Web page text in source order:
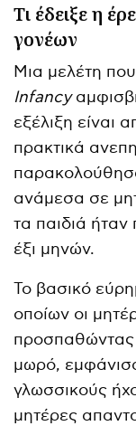
Τι έδειξε η
γονέων
Μια μελέτη
Infancy
εξέλιξη είναι
πρακτικά
ανάμεσα σε
τα παιδιά
έξι μηνών.
Το βασικό
οποίων οι
προσπαθώντας
μωρό,
γλωσσικούς
μητέρες